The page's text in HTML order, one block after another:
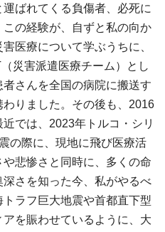
ばれてくる負傷者、必死に
の経験が、自ずと私の向か
医療について学ぶうちに、
災害派遣医療チーム）とし
さんを全国の病院に搬送す
りました。その後も、2016
では、2023年トルコ・シリ
の際に、現地に飛び医療活
悲惨さと同時に、多くの命
さを知った今、私がやるべ
ラフ巨大地震や首都直下型
を賑わせているように、大